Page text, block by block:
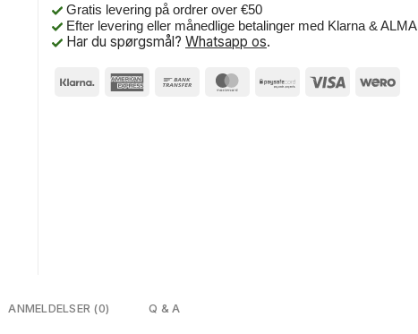
Gratis levering på ordrer over €50
Efter levering eller månedlige betalinger med Klarna & ALMA
Har du spørgsmål? Whatsapp os.
ANMELDELSER (0) Q & A